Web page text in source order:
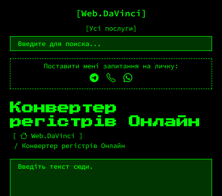
Web.DaVinci
Усі послуги
Поставити мені запитання на личку:
Конвертер
регістрів Онлайн
Web.DaVinci
Конвертер регістрів Онлайн